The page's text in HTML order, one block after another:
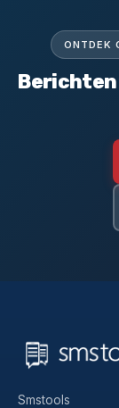
ONTDEK
Berichten
Smstools